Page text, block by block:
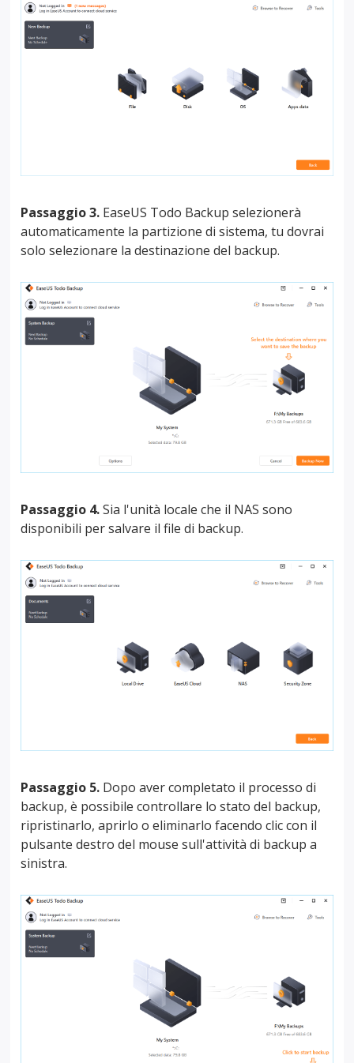
Passaggio 3. EaseUS Todo Backup selezionerà
automaticamente la partizione di sistema, tu dovrai
solo selezionare la destinazione del backup.
Passaggio 4.Sia l'unità locale che il NAS sono
disponibili per salvare il file di backup.
Passaggio 5. Dopo aver completato il processo di
backup, è possibile controllare lo stato del backup,
ripristinarlo, aprirlo o eliminarlo facendo clic con il
pulsante destro del mouse sull'attività di backup a
sinistra.